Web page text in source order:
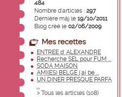
484
Nombre d'articles : 297
Dernière màj le 19/10/2011
Blog créé le 02/06/2009
Mes recettes
ENTREE d' ALEXANDRE
Recherche SEL pour FUM ...
SODA MAISON
AMI(ES) BELGE j'ai be ...
UN DINER PRESQUE PARFA
...
> Tous les articles (108)